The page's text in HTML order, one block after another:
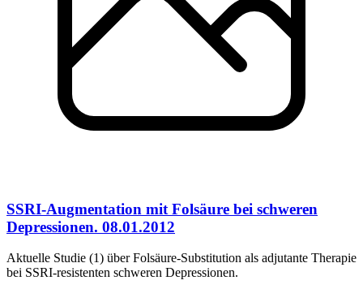
SSRI-Augmentation mit Folsäure bei schweren
Depressionen. 08.01.2012
Aktuelle Studie (1) über Folsäure-Substitution als adjutante Therapie
bei SSRI-resistenten schweren Depressionen.